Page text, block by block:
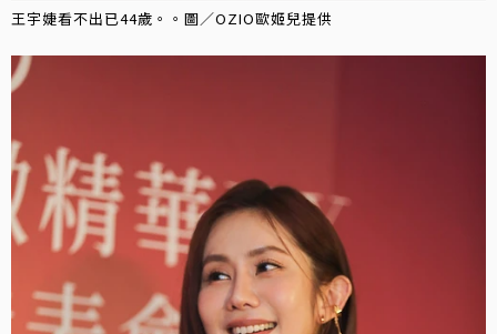
王宇婕看不出已44歲。。圖／OZIO歐姬兒提供